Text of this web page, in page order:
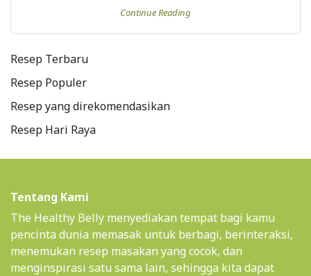
Continue Reading
Resep Terbaru
Resep Populer
Resep yang direkomendasikan
Resep Hari Raya
Tentang Kami
The Healthy Belly menyediakan tempat bagi kamu
pencinta dunia memasak untuk berbagi, berinteraksi,
menemukan resep masakan yang cocok, dan
menginspirasi satu sama lain, sehingga kita dapat